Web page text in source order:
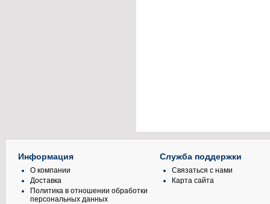
Информация
О компании
Доставка
Политика в отношении обработки
персональных данных
Служба поддержки
Связаться с нами
Карта сайта